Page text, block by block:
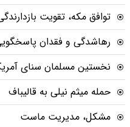
توافق مکه، تقویت
رهاشدگی و فقدان
نخستین مسلمان سنای
حمله میثم نیلی به قالیباف
مشکل، مدیریت ماست